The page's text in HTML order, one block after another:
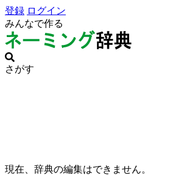
登録 ログイン
みんなで作る
さがす
現在、辞典の編集はできません。